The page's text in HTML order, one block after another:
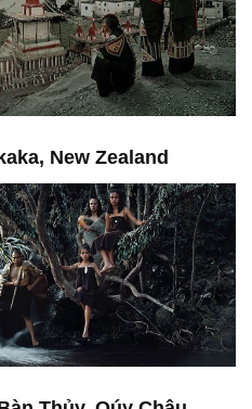
New Zealand